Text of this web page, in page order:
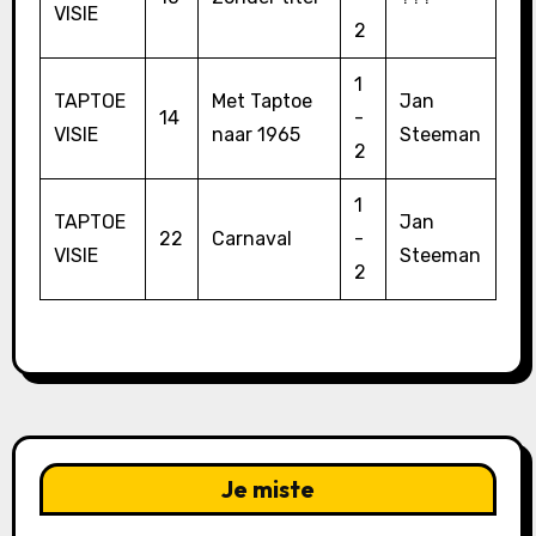
VISIE
2
TAPTOE
VISIE
14
Met Taptoe
naar 1965
1
-
2
Jan
Steeman
TAPTOE
VISIE
22 Carnaval
1
-
2
Jan
Steeman
Je miste